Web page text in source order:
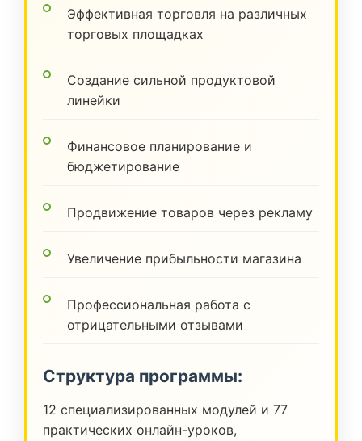
Эффективная торговля на различных
торговых площадках
Создание сильной продуктовой
линейки
Финансовое планирование и
бюджетирование
Продвижение товаров через рекламу
Увеличение прибыльности магазина
Профессиональная работа с
отрицательными отзывами
Структура программы:
12 специализированных модулей и 77
практических онлайн-уроков,